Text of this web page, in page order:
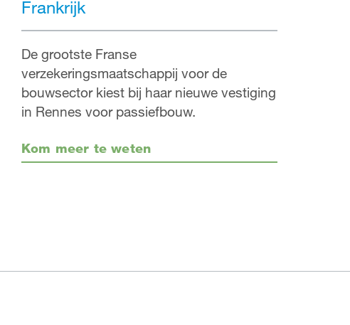
Frankrijk
De grootste Franse
verzekeringsmaatschappij voor de
bouwsector kiest bij haar nieuwe vestiging
in Rennes voor passiefbouw.
Kom meer te weten